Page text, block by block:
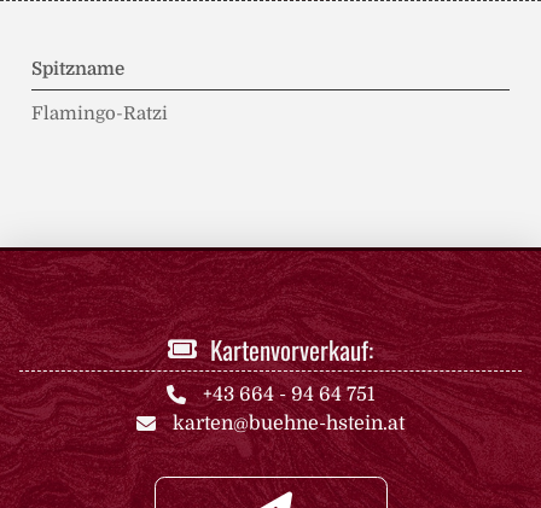
Spitzname
Flamingo-Ratzi
Kartenvorverkauf:
+43 664 - 94 64 751
karten@buehne-hstein.at